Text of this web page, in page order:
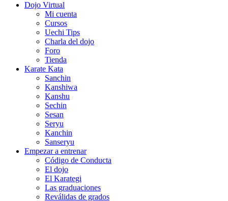
Dojo Virtual
Mi cuenta
Cursos
Uechi Tips
Charla del dojo
Foro
Tienda
Karate Kata
Sanchin
Kanshiwa
Kanshu
Sechin
Sesan
Seryu
Kanchin
Sanseryu
Empezar a entrenar
Código de Conducta
El dojo
El Karategi
Las graduaciones
Reválidas de grados